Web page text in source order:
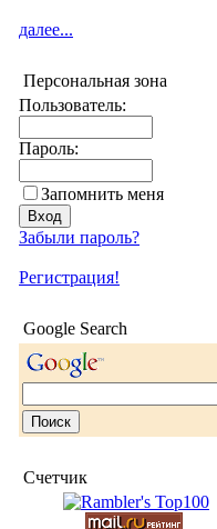
далее...
Персональная зона
Пользователь:
Пароль:
Запомнить меня
Забыли пароль?
Регистрация!
Google Search
Счетчик